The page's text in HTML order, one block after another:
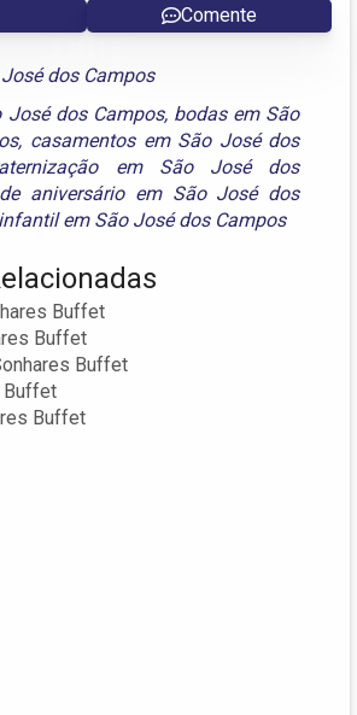
Comente
dos Campos
José dos Campos, bodas em São
, casamentos em São José dos
em São José dos
aniversário em São José dos
em São José dos Campos
Buffet
Buffet
Buffet
Buffet
Buffet